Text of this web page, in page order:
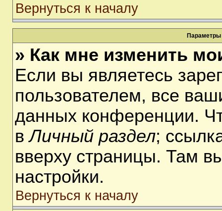
Вернуться к началу
Параметры
» Как мне изменить
Если вы являетесь
пользователем, все
данных конференции.
вЛичный раздел;
вверху страницы. Там
настройки.
Вернуться к началу